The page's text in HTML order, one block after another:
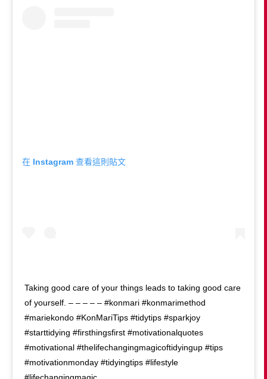
在 Instagram 查看這則貼文
Taking good care of your things leads to taking good care
of yourself. – – – – – #konmari #konmarimethod
#mariekondo #KonMariTips #tidytips #sparkjoy
#starttidying #firsthingsfirst #motivationalquotes
#motivational #thelifechangingmagicoftidyingup #tips
#motivationmonday #tidyingtips #lifestyle
#lifechangingmagic